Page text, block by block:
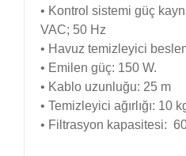
• Kontrol sistemi güç
VAC; 50 Hz
• Havuz temizleyici
• Emilen güç: 150 W.
• Kablo uzunluğu: 25 m
• Temizleyici ağırlığı: 10
• Filtrasyon kapasitesi: